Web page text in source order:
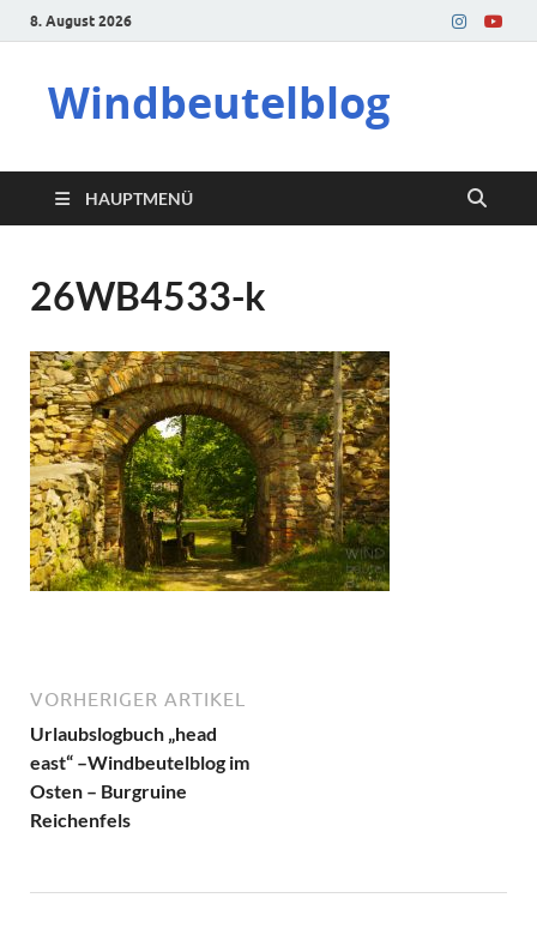
8. August 2026
Windbeutelblog
HAUPTMENÜ
26WB4533-k
VORHERIGER ARTIKEL
Urlaubslogbuch „head
east“ –Windbeutelblog im
Osten – Burgruine
Reichenfels